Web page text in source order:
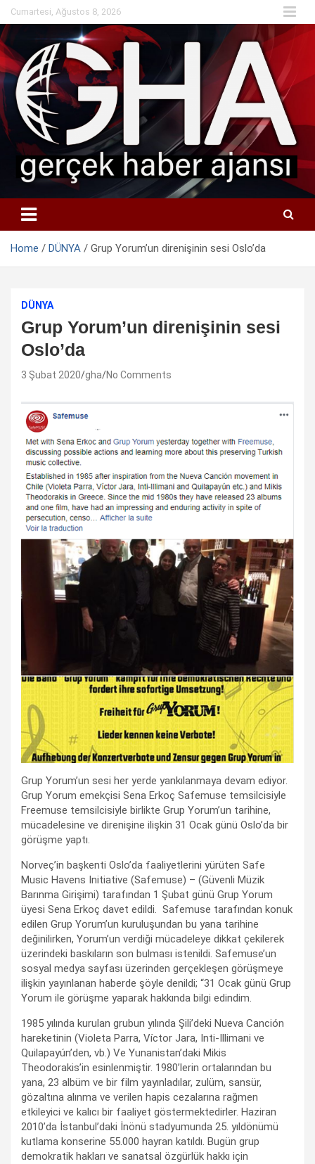
Skip
to
content
Cumartesi, Ağustos 8, 2026
Home DÜNYA Grup Yorum’un direnişinin sesi Oslo’da
DÜNYA
Grup Yorum’un direnişinin sesi
Oslo’da
3 Şubat 2020 gha No Comments
Grup Yorum’un sesi her yerde yankılanmaya devam ediyor.
Grup Yorum emekçisi Sena Erkoç Safemuse temsilcisiyle
Freemuse temsilcisiyle birlikte Grup Yorum’un tarihine,
mücadelesine ve direnişine ilişkin 31 Ocak günü Oslo’da bir
görüşme yaptı.
Norveç’in başkenti Oslo’da faaliyetlerini yürüten Safe
Music Havens Initiative (Safemuse) – (Güvenli Müzik
Barınma Girişimi) tarafından 1 Şubat günü Grup Yorum
üyesi Sena Erkoç davet edildi. Safemuse tarafından konuk
edilen Grup Yorum’un kuruluşundan bu yana tarihine
değinilirken, Yorum’un verdiği mücadeleye dikkat çekilerek
üzerindeki baskıların son bulması istenildi. Safemuse’un
sosyal medya sayfası üzerinden gerçekleşen görüşmeye
ilişkin yayınlanan haberde şöyle denildi; “31 Ocak günü Grup
Yorum ile görüşme yaparak hakkında bilgi edindim.
1985 yılında kurulan grubun yılında Şili’deki Nueva Canción
hareketinin (Violeta Parra, Víctor Jara, Inti-Illimani ve
Quilapayún’den, vb.) Ve Yunanistan’daki Mikis
Theodorakis’in esinlenmiştir. 1980’lerin ortalarından bu
yana, 23 albüm ve bir film yayınladılar, zulüm, sansür,
gözaltına alınma ve verilen hapis cezalarına rağmen
etkileyici ve kalıcı bir faaliyet göstermektedirler. Haziran
2010’da İstanbul’daki İnönü stadyumunda 25. yıldönümü
kutlama konserine 55.000 hayran katıldı. Bugün grup
demokratik hakları ve sanatsal özgürlük hakkı için